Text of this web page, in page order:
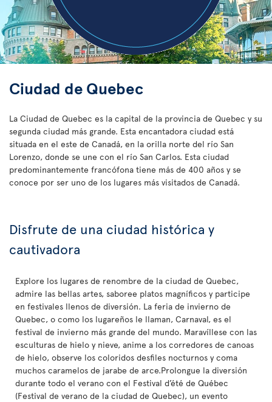
Ciudad de Quebec
La Ciudad de Quebec es la capital de la provincia de Quebec y su
segunda ciudad más grande. Esta encantadora ciudad está
situada en el este de Canadá, en la orilla norte del río San
Lorenzo, donde se une con el río San Carlos. Esta ciudad
predominantemente francófona tiene más de 400 años y se
conoce por ser uno de los lugares más visitados de Canadá.
Disfrute de una ciudad histórica y
cautivadora
Explore los lugares de renombre de la ciudad de Quebec,
admire las bellas artes, saboree platos magníficos y participe
en festivales llenos de diversión. La feria de invierno de
Quebec, o como los lugareños le llaman, Carnaval, es el
festival de invierno más grande del mundo. Maravíllese con las
esculturas de hielo y nieve, anime a los corredores de canoas
de hielo, observe los coloridos desfiles nocturnos y coma
muchos caramelos de jarabe de arce.Prolongue la diversión
durante todo el verano con el Festival d’été de Québec
(Festival de verano de la ciudad de Quebec), un evento